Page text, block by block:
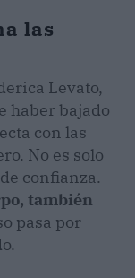
las
Levato,
haber bajado
con las
No es solo
confianza.
también
pasa por